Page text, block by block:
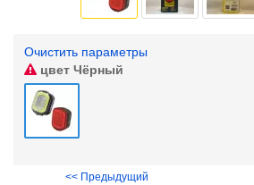
Очистить параметры
цвет Чёрный
<< Предыдущий